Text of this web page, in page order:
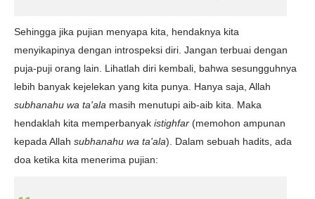
Sehingga jika pujian menyapa kita, hendaknya kita
menyikapinya dengan introspeksi diri. Jangan terbuai dengan
puja-puji orang lain. Lihatlah diri kembali, bahwa sesungguhnya
lebih banyak kejelekan yang kita punya. Hanya saja, Allah
subhanahu wa ta'ala masih menutupi aib-aib kita. Maka
hendaklah kita memperbanyak istighfar (memohon ampunan
kepada Allah subhanahu wa ta'ala). Dalam sebuah hadits, ada
doa ketika kita menerima pujian: